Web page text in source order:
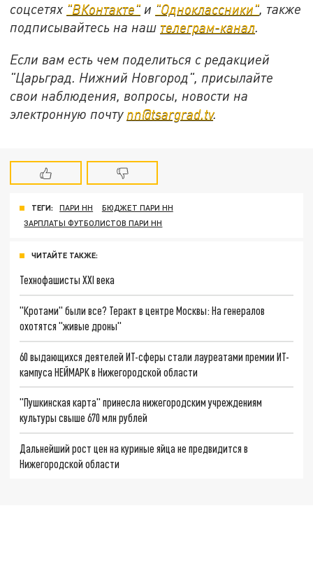
соцсетях "ВКонтакте" и "Одноклассники", также
подписывайтесь на наш телеграм-канал.
Если вам есть чем поделиться с редакцией
"Царьград. Нижний Новгород", присылайте
свои наблюдения, вопросы, новости на
электронную почту nn@tsargrad.tv.
ТЕГИ: ПАРИ НН
БЮДЖЕТ ПАРИ НН
ЗАРПЛАТЫ ФУТБОЛИСТОВ ПАРИ НН
ЧИТАЙТЕ ТАКЖЕ:
Технофашисты XXI века
"Кротами" были все? Теракт в центре Москвы: На генералов
охотятся "живые дроны"
60 выдающихся деятелей ИТ-сферы стали лауреатами премии ИТ-
кампуса НЕЙМАРК в Нижегородской области
"Пушкинская карта" принесла нижегородским учреждениям
культуры свыше 670 млн рублей
Дальнейший рост цен на куриные яйца не предвидится в
Нижегородской области